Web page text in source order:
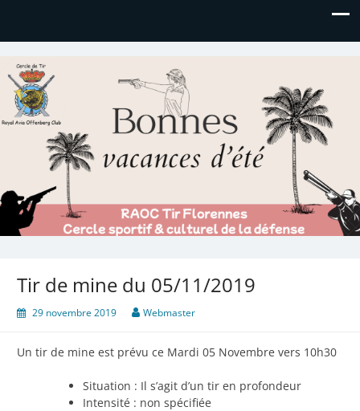
Royal AOC Florennes
Section TIR de l'AVIA
Tir de mine du 05/11/2019
29 novembre 2019 Webmaster
Un tir de mine est prévu ce Mardi 05 Novembre vers 10h30
Situation : Il s’agit d’un tir en profondeur
Intensité : non spécifiée